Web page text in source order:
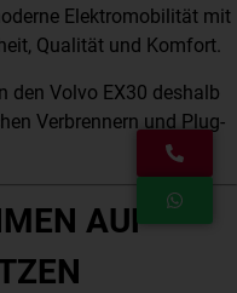
Elektromobilität mit
Qualität und Komfort.
den Volvo EX30 deshalb
Verbrennern und Plug-
AUF